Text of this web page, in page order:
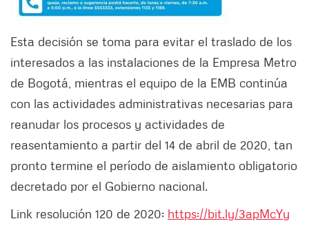
Esta decisión se toma para evitar el traslado de los
interesados a las instalaciones de la Empresa Metro
de Bogotá, mientras el equipo de la EMB continúa
con las actividades administrativas necesarias para
reanudar los procesos y actividades de
reasentamiento a partir del 14 de abril de 2020, tan
pronto termine el período de aislamiento obligatorio
decretado por el Gobierno nacional.
Link resolución 120 de 2020: https://bit.ly/3apMcYy